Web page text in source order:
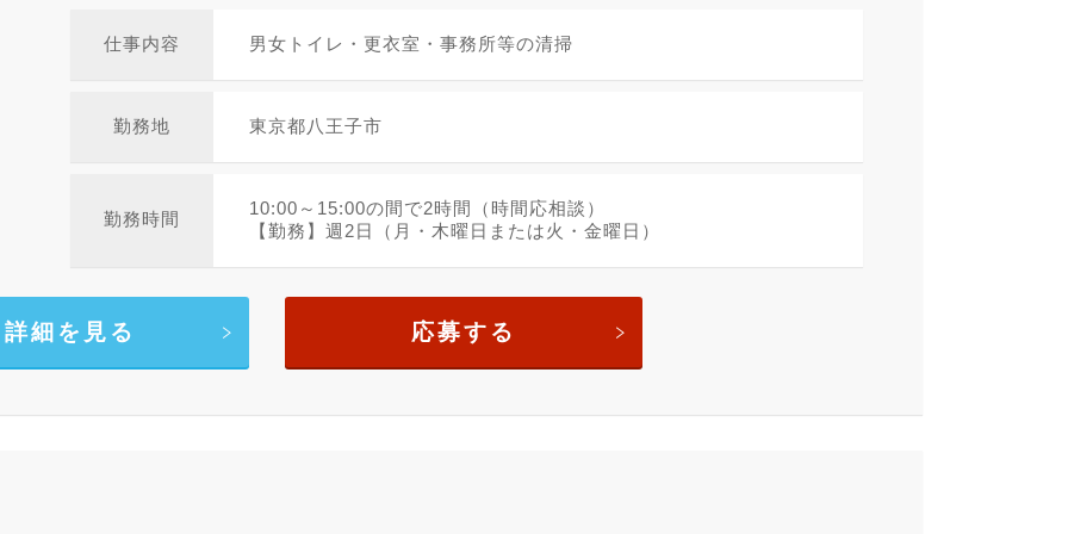
仕事内容 男女トイレ・更衣室・事務所等の清掃
勤務地 東京都八王子市
勤務時間
10:00～15:00の間で2時間（時間応相談）
【勤務】週2日（月・木曜日または火・金曜日）
詳細を見る 応募する